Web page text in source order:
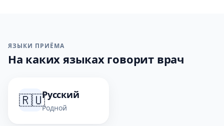
ЯЗЫКИ ПРИЁМА
На каких языках говорит врач
🇷🇺Русский
Родной